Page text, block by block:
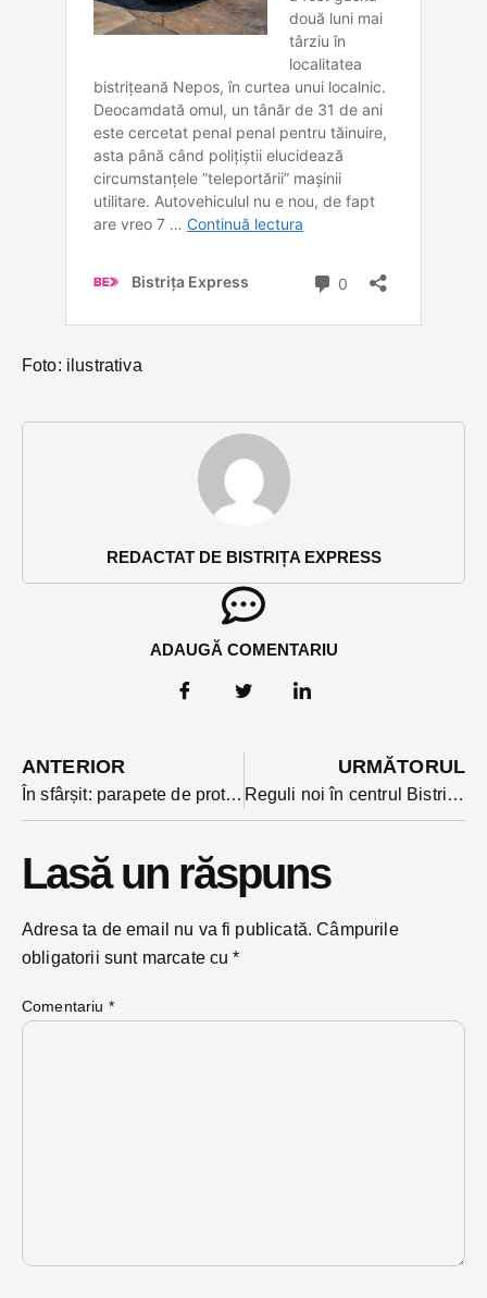
REDACTAT DE BISTRIȚA EXPRESS
ADAUGĂ COMENTARIU
Foto: ilustrativa
ANTERIOR
În sfârșit: parapete de protecție pe un drum cu record de accidente în județ
URMĂTORUL
Reguli noi în centrul Bistriței: nici în zona Sugălete nu se mai poate opri
Lasă un răspuns
Adresa ta de email nu va fi publicată. Câmpurile
obligatorii sunt marcate cu*
Comentariu *